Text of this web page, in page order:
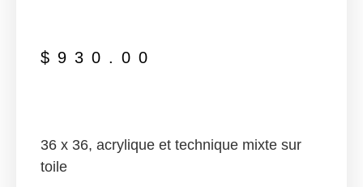
$ 930.00
36 x 36, acrylique et technique mixte sur
toile